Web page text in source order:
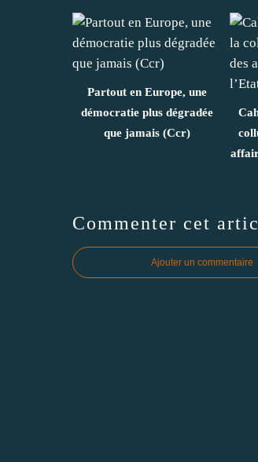
Partout en Europe, une
démocratie plus dégradée
que jamais (Ccr)
Commenter cet
Ajouter un commentaire